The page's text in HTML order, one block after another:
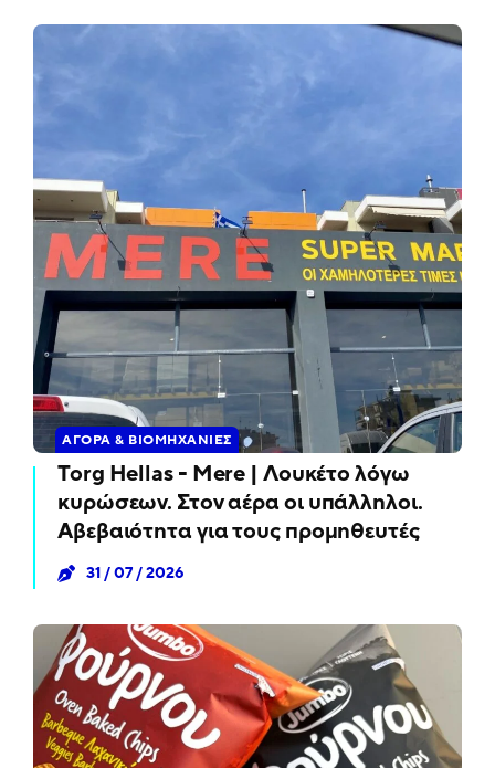
ΑΓΟΡΆ & ΒΙΟΜΗΧΑΝΊΕΣ
Torg Hellas - Mere | Λουκέτο λόγω
κυρώσεων. Στον αέρα οι υπάλληλοι.
Αβεβαιότητα για τους προμηθευτές
31 / 07 / 2026